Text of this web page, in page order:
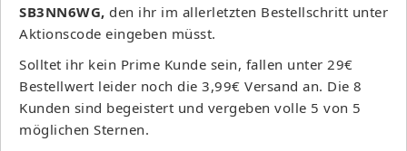
SB3NN6WG, den ihr im allerletzten Bestellschritt unter
Aktionscode eingeben müsst.
Solltet ihr kein Prime Kunde sein, fallen unter 29€
Bestellwert leider noch die 3,99€ Versand an. Die 8
Kunden sind begeistert und vergeben volle 5 von 5
möglichen Sternen.